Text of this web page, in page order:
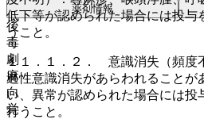
低下等が認められた場合には投与
うこと。
１１．１．２． 意識消失（頻度
過性意識消失があらわれることが
い、異常が認められた場合には投
行うこと。
薬剤情報
後
毒
劇
麻
向
覚